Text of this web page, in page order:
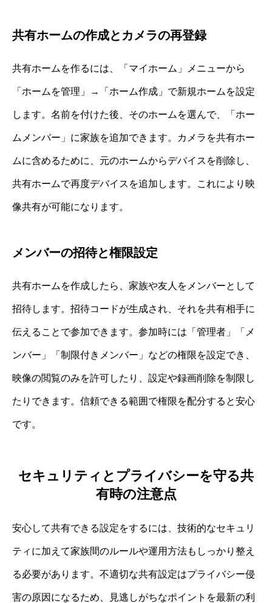
共有ホームの作成とカメラの再登録
共有ホームを作るには、「マイホーム」メニューから
「ホームを管理」→「ホーム作成」で新規ホームを設定
します。名前を付けた後、そのホームを選んで、「ホー
ムメンバー」に家族を追加できます。カメラを共有ホー
ムに含めるために、元のホームからデバイスを削除し、
共有ホームで再度デバイスを追加します。これにより映
像共有が可能になります。
メンバーの招待と権限設定
共有ホームを作成したら、家族や友人をメンバーとして
招待します。招待コードが生成され、それを共有相手に
伝えることで参加できます。参加時には「管理者」「メ
ンバー」「制限付きメンバー」などの権限を設定でき、
映像の閲覧のみを許可したり、設定や録画削除を制限し
たりできます。信頼できる範囲で権限を配分すると安心
です。
セキュリティとプライバシーを守る共
有時の注意点
安心して共有できる設定をするには、技術的なセキュリ
ティに加えて家族間のルールや運用方法もしっかり整え
る必要があります。不適切な共有設定はプライバシー侵
害の原因になるため、見逃しがちなポイントを最新の利